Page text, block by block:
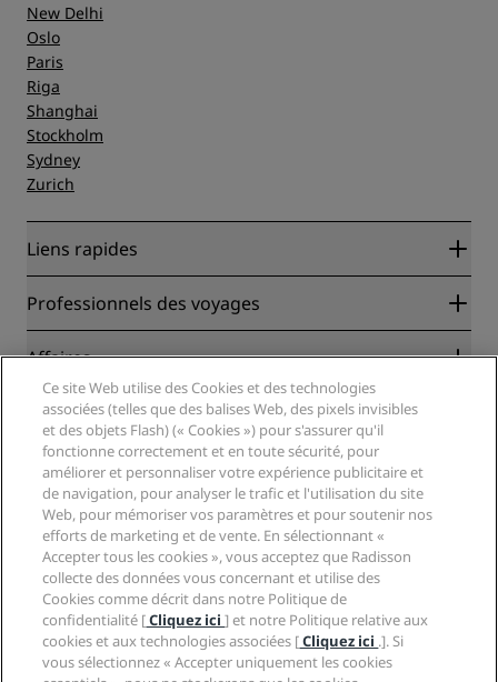
New Delhi
Oslo
Paris
Riga
Shanghai
Stockholm
Sydney
Zurich
Liens rapides
Radisson Rewards
Blog
Nouveaux et futurs hôtels
Application Radisson Hotels
Hôtels adaptés aux sportifs
Hôtels adaptés aux Familles
Santé et sécurité
Professionnels des voyages
Partenaires
Agents de voyages
Affaires
Radisson Hotel Group
Médias
Carrières RHG
Carrières PPHE
Carrières EHL
The Club by RHG
Opportunités de développement
Entreprise responsable
Approvisionnement
Légal
Centre de confidentialité
Mentions légales
Conditions générales Radisson Rewards
Contrat d’utilisation du site
Accessibilité numérique
Déclaration sur l’esclavage moderne
Aide
Avis aux consommateurs
Contact
FAQ
Plan du site
Médias sociaux
Marques Radisson Hotels
Ce site Web utilise des Cookies et des technologies
associées (telles que des balises Web, des pixels invisibles
et des objets Flash) (« Cookies ») pour s'assurer qu'il
fonctionne correctement et en toute sécurité, pour
améliorer et personnaliser votre expérience publicitaire et
de navigation, pour analyser le trafic et l'utilisation du site
Web, pour mémoriser vos paramètres et pour soutenir nos
efforts de marketing et de vente. En sélectionnant «
Accepter tous les cookies », vous acceptez que Radisson
collecte des données vous concernant et utilise des
Cookies comme décrit dans notre Politique de
confidentialité [Cliquez ici] et notre Politique relative aux
cookies et aux technologies associées [Cliquez ici .]. Si
vous sélectionnez « Accepter uniquement les cookies